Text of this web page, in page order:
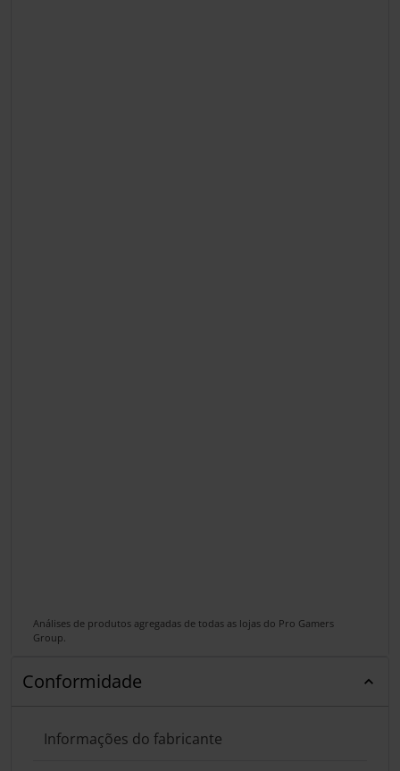
Análises de produtos agregadas de todas as lojas do Pro Gamers
Group.
Conformidade
Informações do fabricante